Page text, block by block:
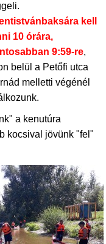
kell
10 órára,
9:59-re,
belül a Petőfi utca
melletti végénél
a kenutúra
kocsival jövünk "fel"